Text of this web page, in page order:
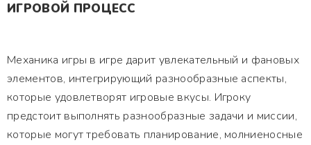
ИГРОВОЙ ПРОЦЕСС
Механика игры в игре дарит увлекательный и фановых
элементов, интегрирующий разнообразные аспекты,
которые удовлетворят игровые вкусы. Игроку
предстоит выполнять разнообразные задачи и миссии,
которые могут требовать планирование, молниеносные